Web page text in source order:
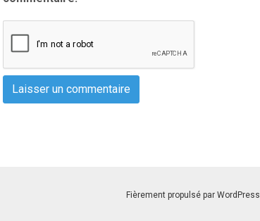
Fièrement propulsé par WordPress